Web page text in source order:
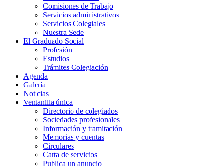
Comisiones de Trabajo
Servicios administrativos
Servicios Colegiales
Nuestra Sede
El Graduado Social
Profesión
Estudios
Trámites Colegiación
Agenda
Galería
Noticias
Ventanilla única
Directorio de colegiados
Sociedades profesionales
Información y tramitación
Memorias y cuentas
Circulares
Carta de servicios
Publica un anuncio